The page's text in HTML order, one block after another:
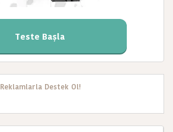
Teste Başla
Reklamlarla Destek Ol!